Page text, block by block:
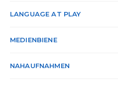
LANGUAGE AT PLAY
MEDIENBIENE
NAHAUFNAHMEN